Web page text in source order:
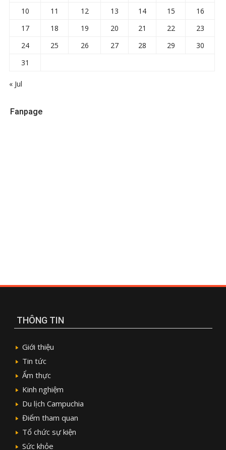
10
11 12 13 14 15
16
17
18 19 20 21 22
23
24
25 26 27 28 29
30
31
« Jul
Fanpage
THÔNG TIN
Giới thiệu
Tin tức
Ẩm thực
Kinh nghiệm
Du lịch Campuchia
Điểm tham quan
Tổ chức sự kiện
Sức khỏe